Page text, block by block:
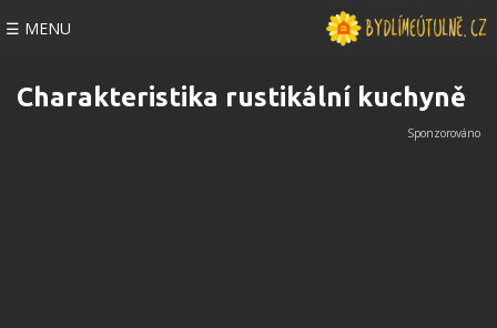
☰ MENU
Charakteristika rustikální kuchyně